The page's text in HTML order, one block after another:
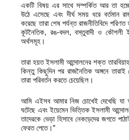
একটি বিষয় এর সাথে সম্পর্কিত আর তা
উঠে এসেছে এবং দীর্ঘ সময় ধরে বর্তমান
করেছে তারা শেষ পর্যন্ত রাজনীতিবিদে
কূটনৈতিক, রঙ-বদল, বস্তুবাদী ও কৌশলী
অর্থসমূহ।
তারা হয়ত ইসলামী আন্দোলনের শক্ত
কিন্তু কিছুদিন পর রাজনৈতিক অঙ্গনে
তারা পরিবর্তন করতে চেয়েছিল।
আমি এইসব আমার নিজ চোখেই দেখেছি যা
ঘটেছে এবং ইয়েমেন ভিত্তিক ইসলামী
তাদেরকে ভেড়া হিসাবে নেকড়েদের জগতে
ফেরত পেতে।”